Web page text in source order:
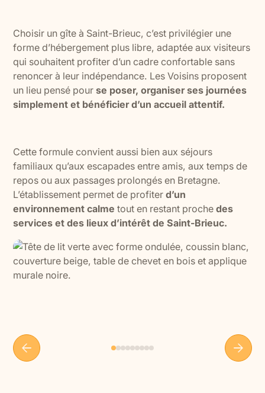
Choisir un gîte à Saint-Brieuc, c’est privilégier une
forme d’hébergement plus libre, adaptée aux visiteurs
qui souhaitent profiter d’un cadre confortable sans
renoncer à leur indépendance. Les Voisins proposent
un lieu pensé pourse poser, organiser ses journées
simplement et bénéficier d’un accueil attentif.
Cette formule convient aussi bien aux séjours
familiaux qu’aux escapades entre amis, aux temps de
repos ou aux passages prolongés en Bretagne.
L’établissement permet de profiterd’un
environnement calmetout en restant prochedes
services et des lieux d’intérêt de Saint-Brieuc.